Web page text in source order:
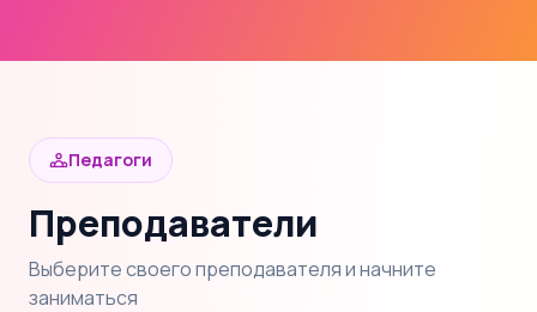
Педагоги
Преподаватели
Выберите своего преподавателя и начните
заниматься